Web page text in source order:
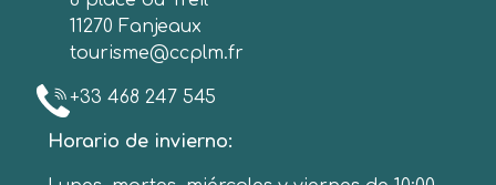
11270 Fanjeaux
tourisme@ccplm.fr
+33 468 247 545
Horario de invierno: